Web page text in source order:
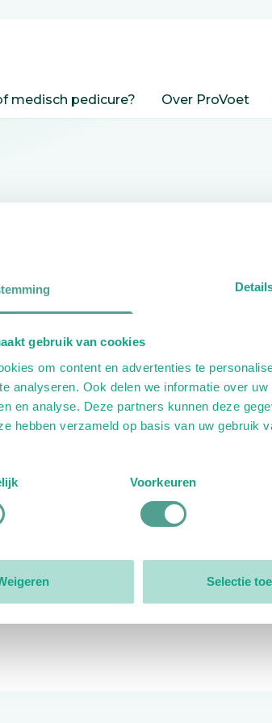
gebruik van cookies
om content en advertenties te
analyseren. Ook delen we informatie over
en analyse. Deze partners kunnen deze
hebben verzameld op basis van uw gebruik
Voorkeuren
Selectie
medisch pedicure? Over ProVoet
pedicure.
Organisatie